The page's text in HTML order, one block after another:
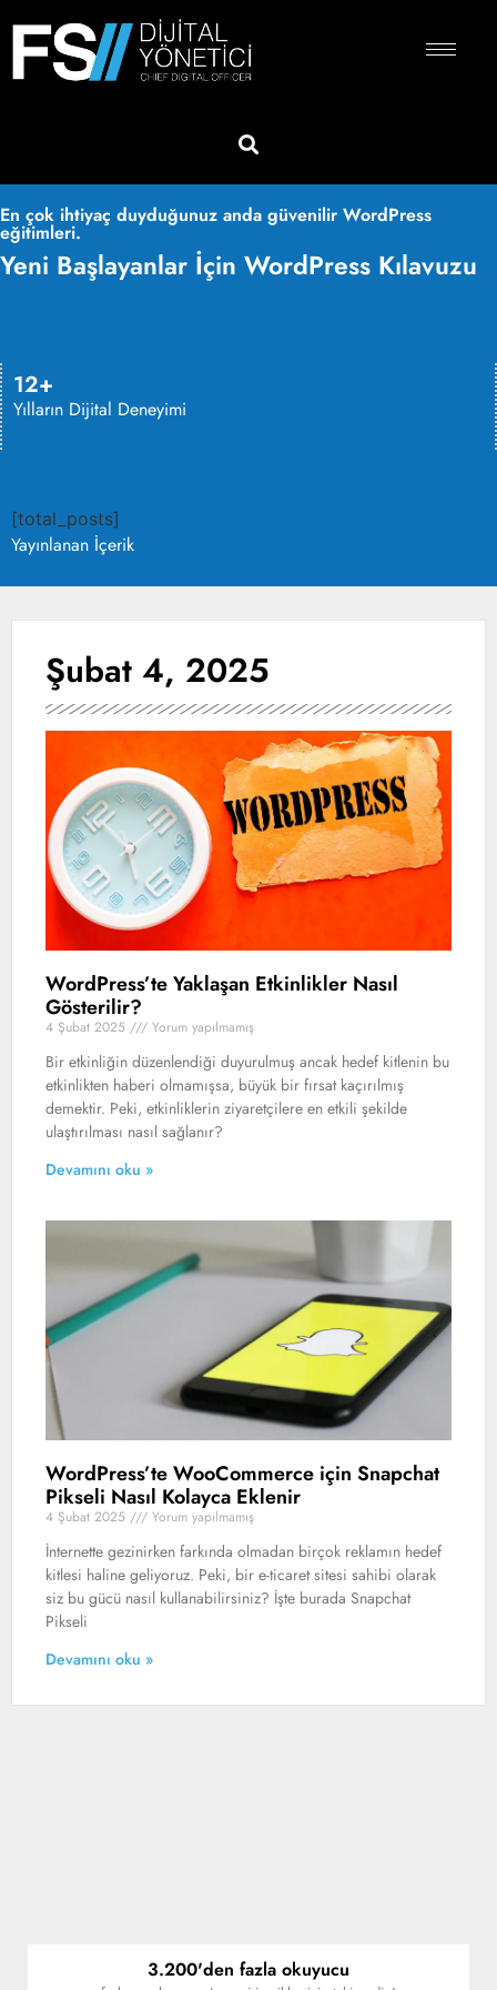
En çok ihtiyaç duyduğunuz anda güvenilir WordPress
eğitimleri.
Yeni Başlayanlar İçin WordPress Kılavuzu
12+
Yılların Dijital Deneyimi
[total_posts]
Yayınlanan İçerik
Şubat 4, 2025
WordPress’te Yaklaşan Etkinlikler Nasıl
Gösterilir?
4 Şubat 2025 Yorum yapılmamış
Bir etkinliğin düzenlendiği duyurulmuş ancak hedef kitlenin bu
etkinlikten haberi olmamışsa, büyük bir fırsat kaçırılmış
demektir. Peki, etkinliklerin ziyaretçilere en etkili şekilde
ulaştırılması nasıl sağlanır?
Devamını oku »
WordPress’te WooCommerce için Snapchat
Pikseli Nasıl Kolayca Eklenir
4 Şubat 2025 Yorum yapılmamış
İnternette gezinirken farkında olmadan birçok reklamın hedef
kitlesi haline geliyoruz. Peki, bir e-ticaret sitesi sahibi olarak
siz bu gücü nasıl kullanabilirsiniz? İşte burada Snapchat
Pikseli
Devamını oku »
3.200'den fazla okuyucu